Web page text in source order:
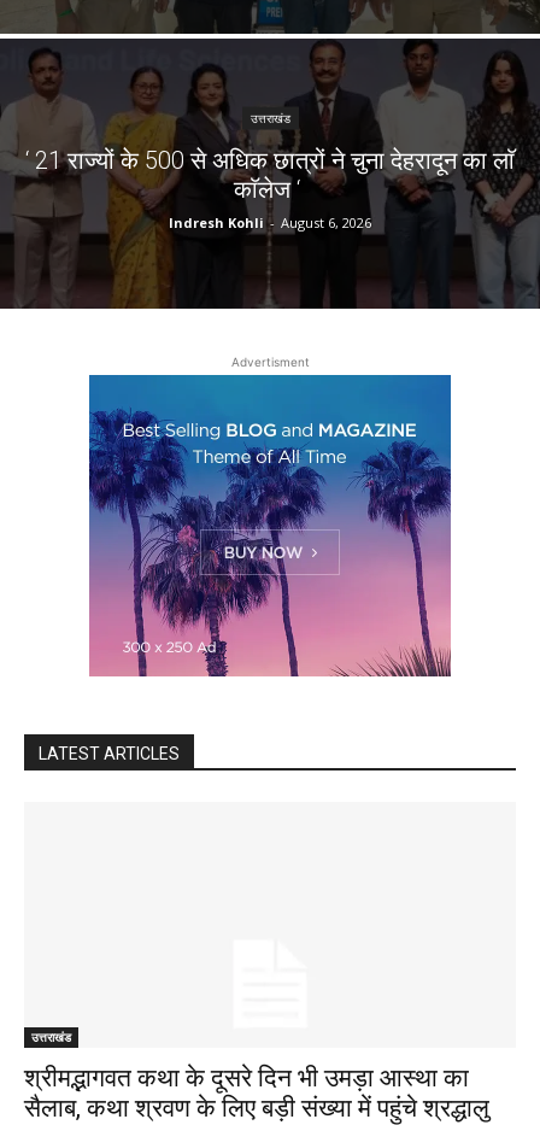
उत्तराखंड
‘ 21 राज्यों के 500 से अधिक छात्रों ने चुना देहरादून का लाॅ
काॅलेज ‘
Indresh Kohli - August 6, 2026
Advertisment
LATEST ARTICLES
उत्तराखंड
श्रीमद्भागवत कथा के दूसरे दिन भी उमड़ा आस्था का
सैलाब, कथा श्रवण के लिए बड़ी संख्या में पहुंचे श्रद्धालु